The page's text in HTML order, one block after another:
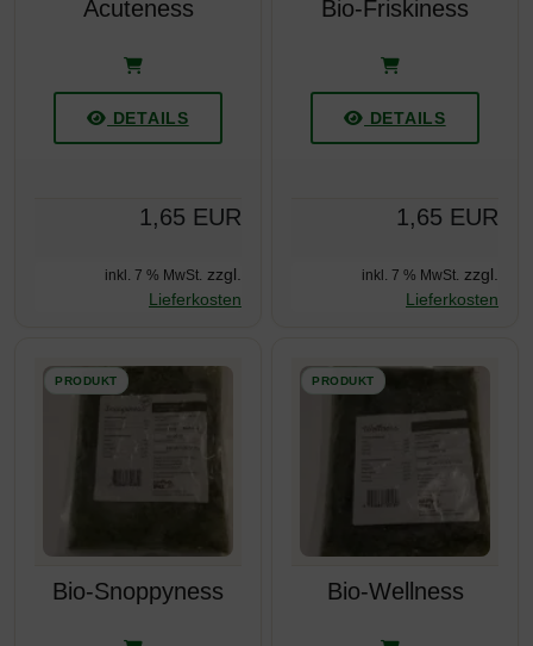
Acuteness
DETAILS
1,65 EUR
inkl. 7 % MwSt. zzgl.
Lieferkosten
Bio-Friskiness
DETAILS
1,65 EUR
inkl. 7 % MwSt. zzgl.
Lieferkosten
Bio-Snoppyness Bio-Wellness